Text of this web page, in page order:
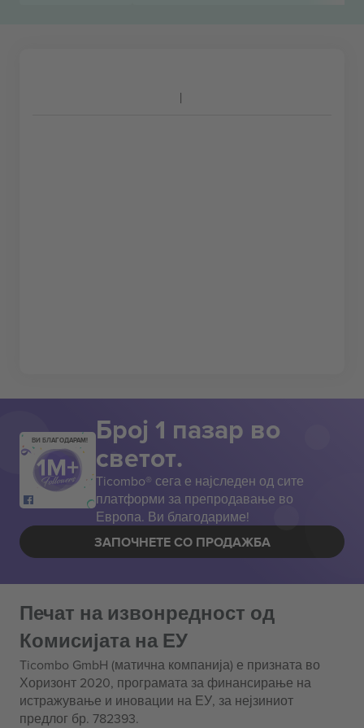
ВИ БЛАГОДАРАМ! Број 1 пазар во
светот.
Ticombo® сега е најследен од сите
платформи за препродавање во
Европа. Ви благодариме!
ЗАПОЧНЕТЕ СО ПРОДАЖБА
Печат на извонредност од
Комисијата на ЕУ
Ticombo GmbH (матична компанија) е призната во
Хоризонт 2020, програмата за финансирање на
истражување и иновации на ЕУ, за нејзиниот
предлог бр. 782393.